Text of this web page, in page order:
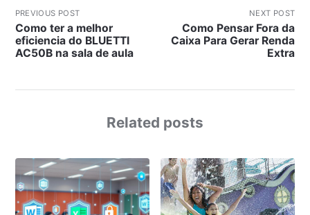
PREVIOUS POST
Como ter a melhor
eficiencia do BLUETTI
AC50B na sala de aula
NEXT POST
Como Pensar Fora da
Caixa Para Gerar Renda
Extra
Related posts